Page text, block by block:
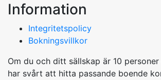
Information
Integritetspolicy
Bokningsvillkor
Om du och ditt sällskap är 10
har svårt att hitta passande boende